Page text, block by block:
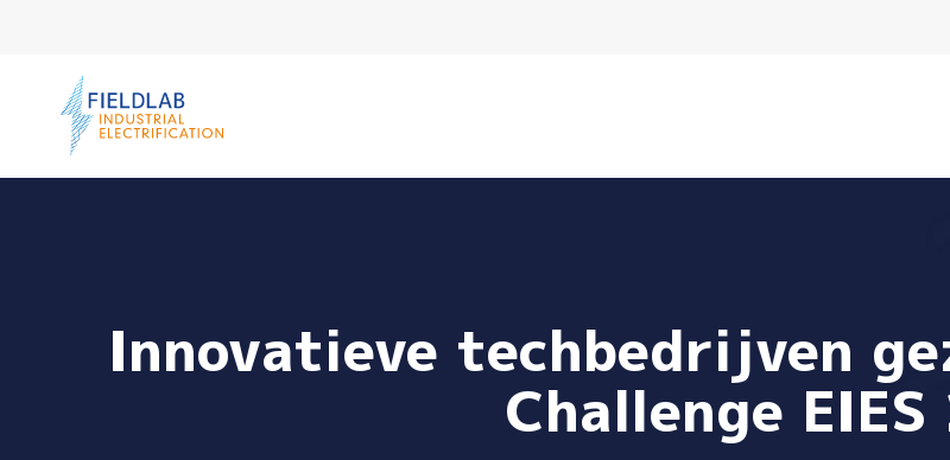
Innovatieve techbedrijven
Challenge EIES